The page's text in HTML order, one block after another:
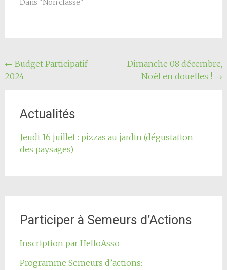
Dans "Non classé"
Navigation
de
← Budget Participatif
2024
Dimanche 08 décembre,
Noël en douelles ! →
Actualités
Jeudi 16 juillet : pizzas au jardin (dégustation
des paysages)
Participer à Semeurs d’Actions
Inscription par HelloAsso
Programme Semeurs d’actions: